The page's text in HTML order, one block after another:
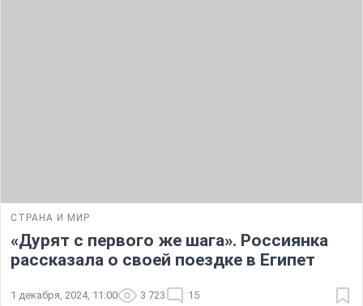
СТРАНА И МИР
«Дурят с первого же шага». Россиянка
рассказала о своей поездке в Египет
1 декабря, 2024, 11:00 3 723 15